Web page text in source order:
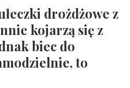
drożdżowe z
kojarzą się z
biec do
to